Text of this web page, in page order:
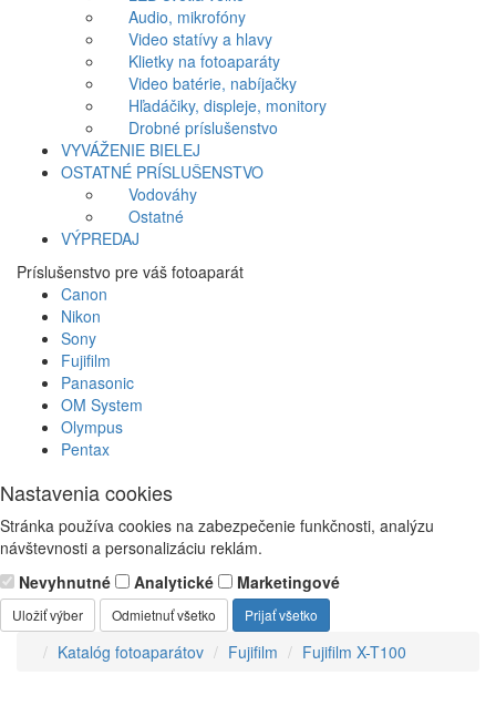
Audio, mikrofóny
Video statívy a hlavy
Klietky na fotoaparáty
Video batérie, nabíjačky
Hľadáčiky, displeje, monitory
Drobné príslušenstvo
VYVÁŽENIE BIELEJ
OSTATNÉ PRÍSLUŠENSTVO
Vodováhy
Ostatné
VÝPREDAJ
Príslušenstvo pre váš fotoaparát
Canon
Nikon
Sony
Fujifilm
Panasonic
OM System
Olympus
Pentax
Nastavenia cookies
Stránka používa cookies na zabezpečenie funkčnosti, analýzu
návštevnosti a personalizáciu reklám.
Nevyhnutné
Analytické Marketingové
Uložiť výber Odmietnuť všetko Prijať všetko
Katalóg fotoaparátov Fujifilm Fujifilm X-T100